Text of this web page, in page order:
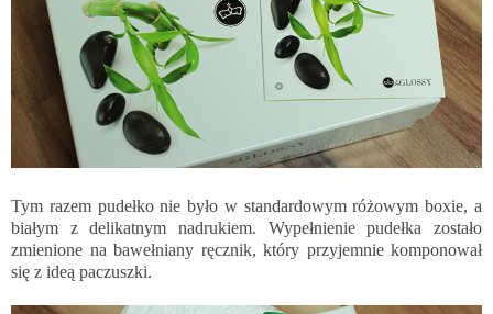
Tym razem pudełko nie było w standardowym różowym boxie, a
białym z delikatnym nadrukiem. Wypełnienie pudełka zostało
zmienione na bawełniany ręcznik, który przyjemnie komponował
się z ideą paczuszki.